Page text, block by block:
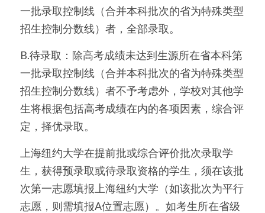
一批录取控制线（合并本科批次的省为特殊类型
招生控制分数线）者，全部录取。
B.待录取：除高考成绩未达到生源所在省本科第
一批录取控制线（合并本科批次的省为特殊类型
招生控制分数线）者不予考虑外，学校对其他学
生将根据包括高考成绩在内的各项因素，综合评
定，择优录取。
上海纽约大学在提前批或综合评价批次录取学
生，获得预录取或待录取资格的学生，须在该批
次第一志愿填报上海纽约大学（如该批次为平行
志愿，则需填报A位置志愿）。如考生所在省级